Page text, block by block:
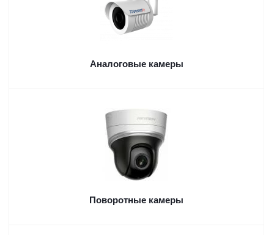
Аналоговые камеры
Поворотные камеры